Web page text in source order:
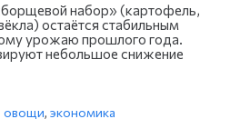
набор» (картофель,
остаётся стабильным
урожаю прошлого года.
небольшое снижение
овощи, экономика